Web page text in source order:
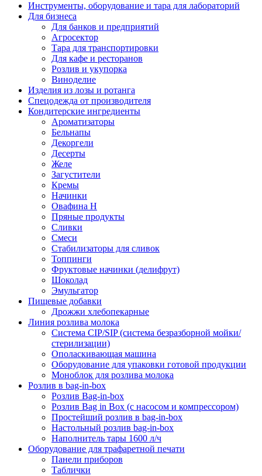
Инструменты, оборудование и тара для лабораторий
Для бизнеса
Для банков и предприятий
Агросектор
Тара для транспортировки
Для кафе и ресторанов
Розлив и укупорка
Виноделие
Изделия из лозы и ротанга
Спецодежда от производителя
Кондитерские ингредиенты
Ароматизаторы
Бельнапы
Декоргели
Десерты
Желe
Загустители
Кремы
Начинки
Овафина Н
Пряные продукты
Сливки
Смеси
Стабилизаторы для сливок
Топпинги
Фруктовые начинки (делифрут)
Шоколад
Эмульгатор
Пищевые добавки
Дрожжи хлебопекарные
Линия розлива молока
Система CIP/SIP (система безразборной мойки/
стерилизации)
Ополаскивающая машина
Оборудование для упаковки готовой продукции
Моноблок для розлива молока
Розлив в bag-in-box
Розлив Bag-in-box
Розлив Bag in Box (с насосом и компрессором)
Простейший розлив в bag-in-box
Настольный розлив bag-in-box
Наполнитель тары 1600 л/ч
Оборудование для трафаретной печати
Панели приборов
Таблички